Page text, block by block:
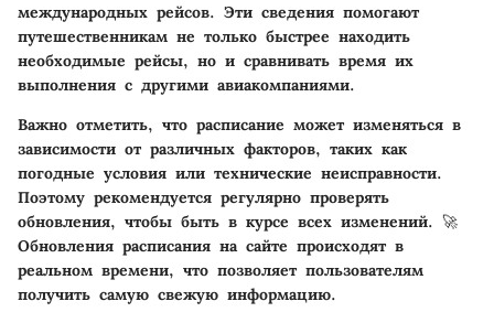
международных рейсов. Эти сведения помогают
путешественникам не только быстрее находить
необходимые рейсы, но и сравнивать время их
выполнения с другими авиакомпаниями.
Важно отметить, что расписание может изменяться в
зависимости от различных факторов, таких как
погодные условия или технические неисправности.
Поэтому рекомендуется регулярно проверять
обновления, чтобы быть в курсе всех изменений. 🚀
Обновления расписания на сайте происходят в
реальном времени, что позволяет пользователям
получить самую свежую информацию.